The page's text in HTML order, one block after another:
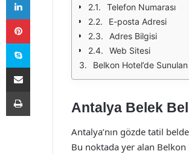
Telefon Numarası
E-posta Adresi
Adres Bilgisi
Web Sitesi
Belkon Hotel’de
Antalya Belek
Antalya’nın gözde tatil
Bu noktada yer alan
Pinterest
Skype
E-Posta ile paylaş